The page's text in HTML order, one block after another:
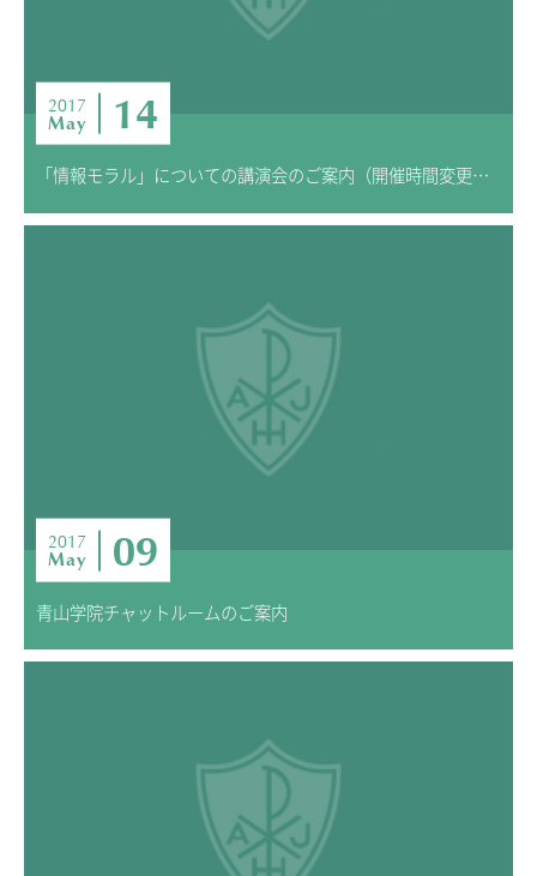
2017
May 14
「情報モラル」についての講演会のご案内（開催時間変更のため再掲）
2017
May 09
青山学院チャットルームのご案内